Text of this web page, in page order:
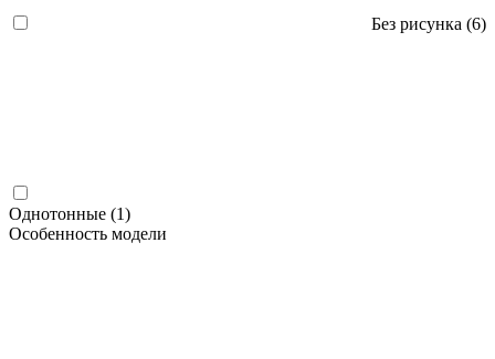
Без рисунка (6)
Однотонные (1)
Особенность модели